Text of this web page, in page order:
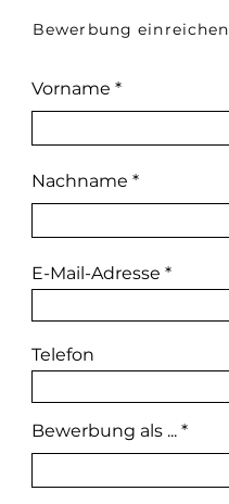
Bewerbung einreichen
Vorname
Nachname
E-Mail-Adresse
Telefon
Bewerbung als ...